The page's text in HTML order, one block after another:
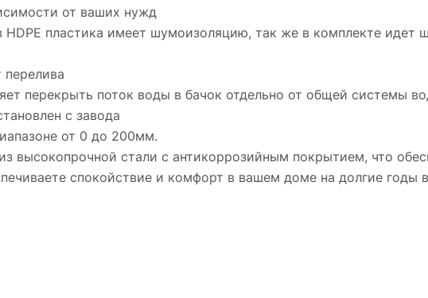
от ваших нужд
HDPE пластика имеет шумоизоляцию, так же в комплекте идет
перелива
перекрыть поток воды в бачок отдельно от общей системы
с завода
от 0 до 200мм.
высокопрочной стали с антикоррозийным покрытием, что
спокойствие и комфорт в вашем доме на долгие годы